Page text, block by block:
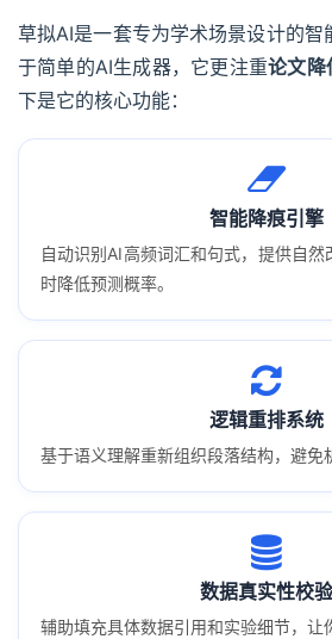
草拟AI是一套专为学术场景设计的智
于简单的AI生成器，它更注重论文降
下是它的核心功能：
智能降痕引擎
自动识别AI高频词汇和句式，提供自然
时降低预测概率。
逻辑重排系统
基于语义理解重新组织段落结构，避免
数据真实性校验
辅助填充具体数据引用和实验细节，让